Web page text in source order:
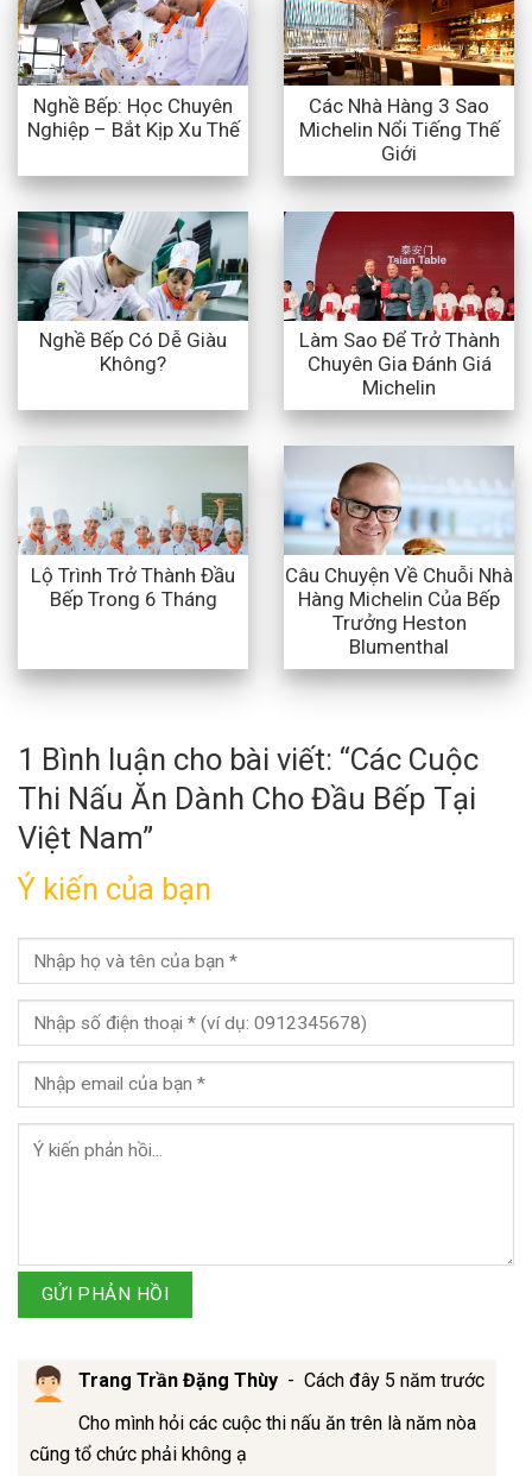
Nghề Bếp: Học Chuyên
Nghiệp – Bắt Kịp Xu Thế
Các Nhà Hàng 3 Sao
Michelin Nổi Tiếng Thế
Giới
Nghề Bếp Có Dễ Giàu
Không?
Làm Sao Để Trở Thành
Chuyên Gia Đánh Giá
Michelin
Lộ Trình Trở Thành Đầu
Bếp Trong 6 Tháng
Câu Chuyện Về Chuỗi Nhà
Hàng Michelin Của Bếp
Trưởng Heston
Blumenthal
1 Bình luận cho bài viết: “Các Cuộc
Thi Nấu Ăn Dành Cho Đầu Bếp Tại
Việt Nam”
Ý kiến của bạn
GỬI PHẢN HỒI
Trang Trần Đặng Thùy - Cách đây 5 năm trước
Cho mình hỏi các cuộc thi nấu ăn trên là năm nòa
cũng tổ chức phải không ạ